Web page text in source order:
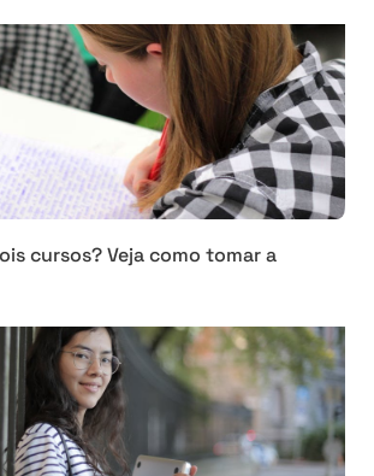
da fonte
cursos? Veja como tomar a